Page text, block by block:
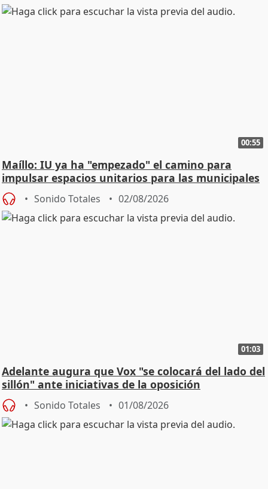
00:55
Maíllo: IU ya ha "empezado" el camino para
impulsar espacios unitarios para las municipales
Sonido Totales 02/08/2026
01:03
Adelante augura que Vox "se colocará del lado del
sillón" ante iniciativas de la oposición
Sonido Totales 01/08/2026